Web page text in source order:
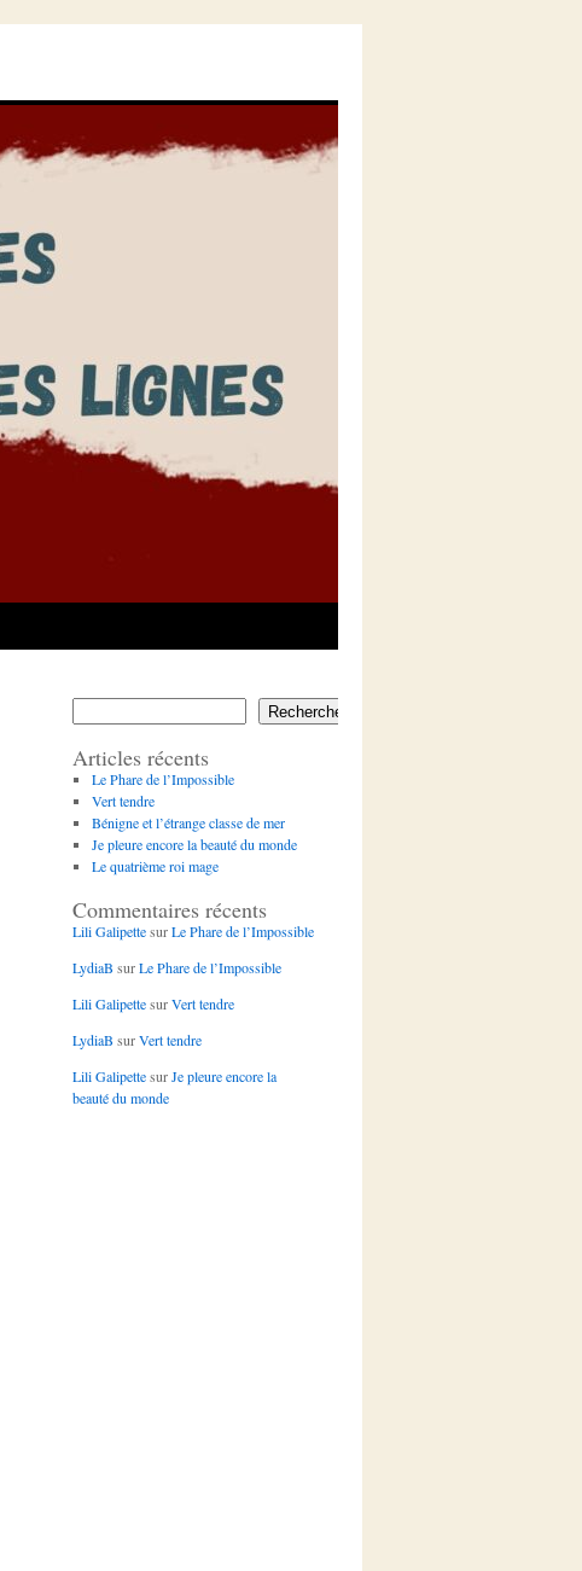
Rechercher
Articles récents
Le Phare de l’Impossible
Vert tendre
Bénigne et l’étrange classe de mer
Je pleure encore la beauté du monde
Le quatrième roi mage
Commentaires récents
Lili GalipettesurLe Phare de l’Impossible
LydiaB surLe Phare de l’Impossible
Lili GalipettesurVert tendre
LydiaB surVert tendre
Lili GalipettesurJe pleure encore la
beauté du monde